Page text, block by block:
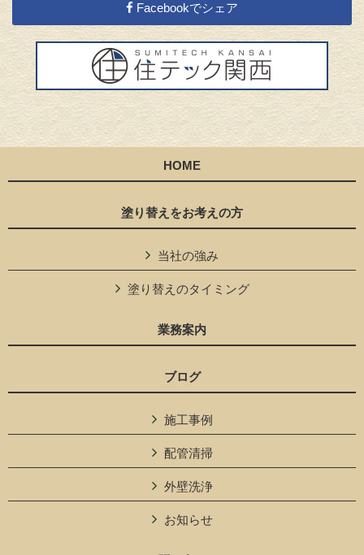
Facebookでシェア
HOME
塗り替えをお考えの方
当社の強み
塗り替えのタイミング
業務案内
ブログ
施工事例
配管清掃
外壁洗浄
お知らせ